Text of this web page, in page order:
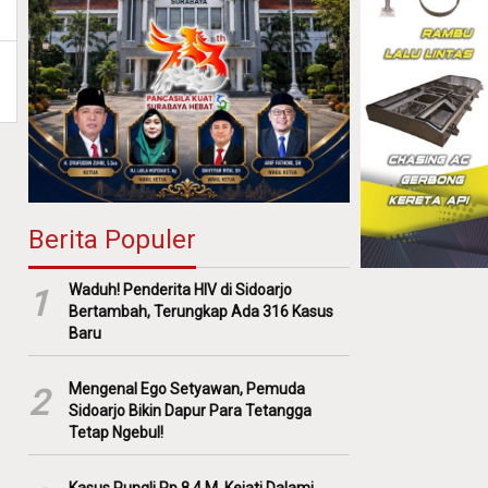
Berita Populer
1
Waduh! Penderita HIV di Sidoarjo
Bertambah, Terungkap Ada 316 Kasus
Baru
2
Mengenal Ego Setyawan, Pemuda
Sidoarjo Bikin Dapur Para Tetangga
Tetap Ngebul!